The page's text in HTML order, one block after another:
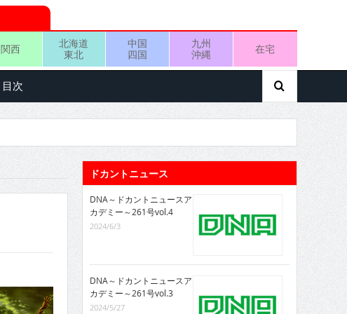
関西
北海道
東北
中国
四国
九州
沖縄
在宅
目次
ドカントニュース
DNA～ドカントニュースア
カデミー～261号vol.4
2024/6/3
DNA～ドカントニュースア
カデミー～261号vol.3
2024/5/27